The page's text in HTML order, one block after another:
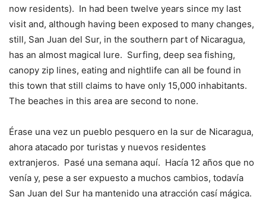
now residents). In had been twelve years since my last
visit and, although having been exposed to many changes,
still, San Juan del Sur, in the southern part of Nicaragua,
has an almost magical lure. Surfing, deep sea fishing,
canopy zip lines, eating and nightlife can all be found in
this town that still claims to have only 15,000 inhabitants.
The beaches in this area are second to none.
Érase una vez un pueblo pesquero en la sur de Nicaragua,
ahora atacado por turistas y nuevos residentes
extranjeros. Pasé una semana aquí. Hacía 12 años que no
venía y, pese a ser expuesto a muchos cambios, todavía
San Juan del Sur ha mantenido una atracción casí mágica.